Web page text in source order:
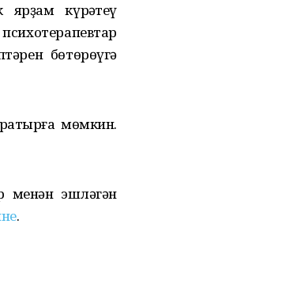
күрһәтеү
бөтөрөүгә
мөмкин.
менән эшләгән
.